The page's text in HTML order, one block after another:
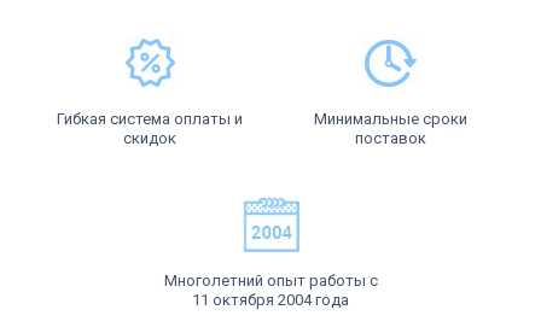
Гибкая система оплаты и
скидок
Минимальные сроки
поставок
Многолетний опыт работы с
11 октября 2004 года